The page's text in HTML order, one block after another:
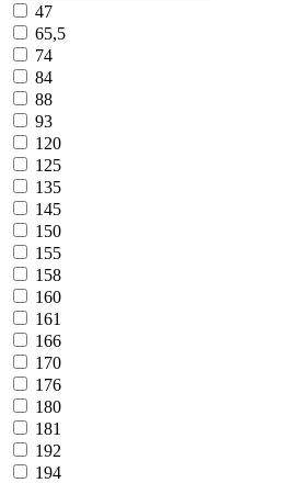
47
65,5
74
84
88
93
120
125
135
145
150
155
158
160
161
166
170
176
180
181
192
194